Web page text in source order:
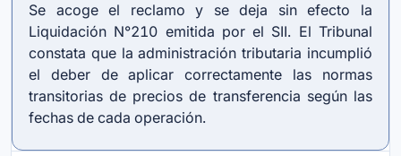
Se acoge el reclamo y se deja sin efecto la
Liquidación N°210 emitida por el SII. El Tribunal
constata que la administración tributaria incumplió
el deber de aplicar correctamente las normas
transitorias de precios de transferencia según las
fechas de cada operación.